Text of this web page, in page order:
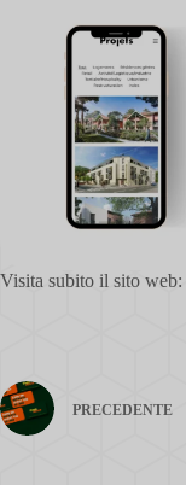
Visita subito il sito web:
PRECEDENTE